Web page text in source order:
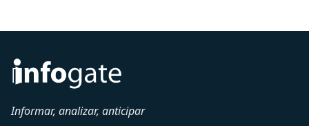
Informar, analizar, anticipar